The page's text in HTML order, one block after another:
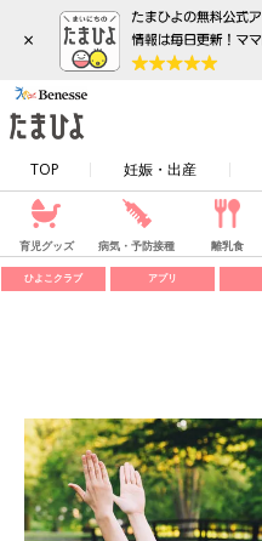
×
TOP 妊娠・出産
育児グッズ 病気・予防接種 離乳食
ひよこクラブ アプリ